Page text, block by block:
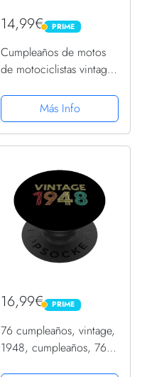
14,99€ PRIME
PRIME
Cumpleaños de motos
de motociclistas vintage
PopSockets PopGrip
Intercambiable
Más Info
16,99€ PRIME
PRIME
76 cumpleaños, vintage,
1948, cumpleaños, 76